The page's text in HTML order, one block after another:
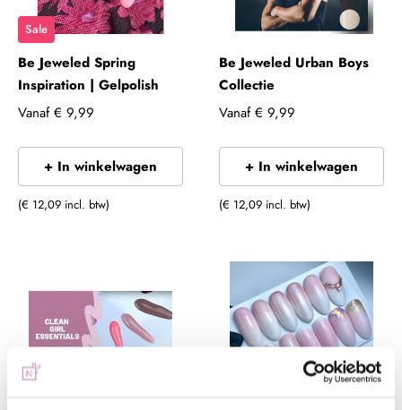
Sale
Be Jeweled Spring
Inspiration | Gelpolish
Vanaf € 9,99
+ In winkelwagen
(€ 12,09 incl. btw)
Be Jeweled Urban Boys
Collectie
Vanaf € 9,99
+ In winkelwagen
(€ 12,09 incl. btw)